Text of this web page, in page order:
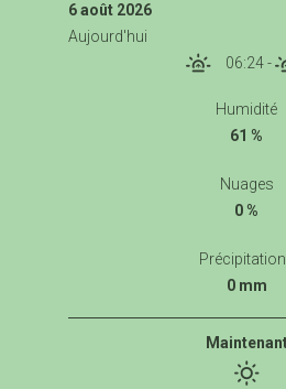
6 août 2026
Aujourd'hui
06:24-
Humidité
61 %
Nuages
0 %
0 mm